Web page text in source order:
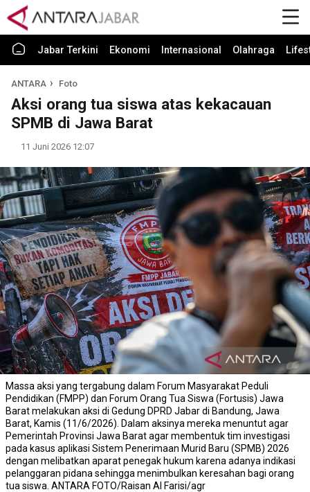
Jabar Terkini Ekonomi Internasional Olahraga
ANTARA Foto
Aksi orang tua siswa atas kekacauan
SPMB di Jawa Barat
11 Juni 2026 12:07
Massa aksi yang tergabung dalam Forum Masyarakat Peduli
Pendidikan (FMPP) dan Forum Orang Tua Siswa (Fortusis) Jawa
Barat melakukan aksi di Gedung DPRD Jabar di Bandung, Jawa
Barat, Kamis (11/6/2026). Dalam aksinya mereka menuntut agar
Pemerintah Provinsi Jawa Barat agar membentuk tim investigasi
pada kasus aplikasi Sistem Penerimaan Murid Baru (SPMB) 2026
dengan melibatkan aparat penegak hukum karena adanya indikasi
pelanggaran pidana sehingga menimbulkan keresahan bagi orang
tua siswa. ANTARA FOTO/Raisan Al Farisi/agr